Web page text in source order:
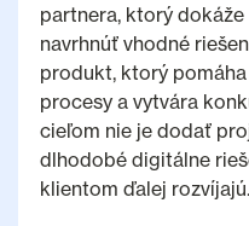
partnera, ktorý
navrhnúť vhodné
produkt, ktorý
procesy a vytvára
cieľom nie je dodať
dlhodobé digitálne
klientom ďalej rozvíjajú.